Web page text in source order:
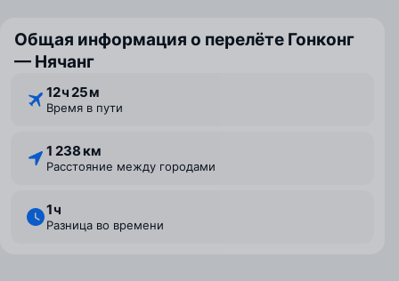
Общая информация о перелёте Гонконг
— Нячанг
12 ⁠ч 25 ⁠м
Время в пути
1 238 км
Расстояние между городами
1 ⁠ч
Разница во времени